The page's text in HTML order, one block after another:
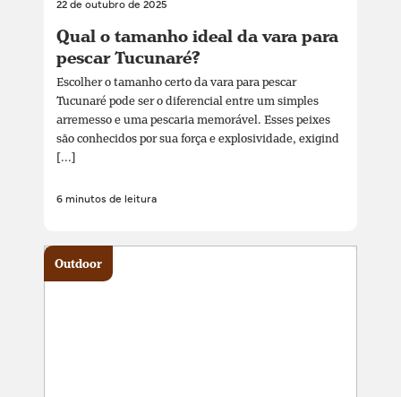
22 de outubro de 2025
Qual o tamanho ideal da vara para
pescar Tucunaré?
Escolher o tamanho certo da vara para pescar
Tucunaré pode ser o diferencial entre um simples
arremesso e uma pescaria memorável. Esses peixes
são conhecidos por sua força e explosividade, exigind
[...]
6 minutos de leitura
Outdoor